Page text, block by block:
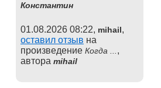
Константин
01.08.2026 08:22, mihail,
оставил отзыв на
произведение Когда ... ,
автора mihail